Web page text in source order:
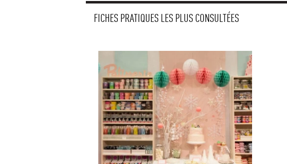
FICHES PRATIQUES LES PLUS CONSULTÉES